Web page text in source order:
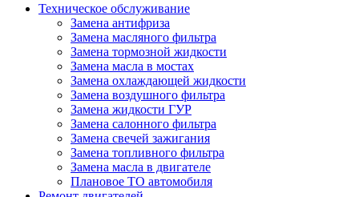
Техническое обслуживание
Замена антифриза
Замена масляного фильтра
Замена тормозной жидкости
Замена масла в мостах
Замена охлаждающей жидкости
Замена воздушного фильтра
Замена жидкости ГУР
Замена салонного фильтра
Замена свечей зажигания
Замена топливного фильтра
Замена масла в двигателе
Плановое ТО автомобиля